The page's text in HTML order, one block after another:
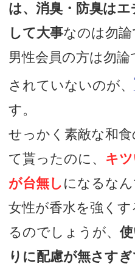
は、消臭・防臭は
して大事なのは勿論
男性会員の方は勿
されていないのが、
す。
せっかく素敵な和
て貰ったのに、 キ
が台無し になるな
女性が香水を強く
るのでしょうが、
りに配慮が無さすぎ